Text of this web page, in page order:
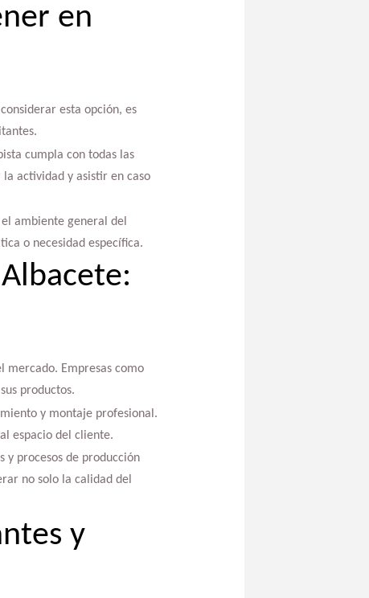
en
esta opción, es
cumpla con todas las
actividad y asistir en caso
ambiente general del
o necesidad específica.
mercado. Empresas como
productos.
y montaje profesional.
espacio del cliente.
y procesos de producción
no solo la calidad del
y